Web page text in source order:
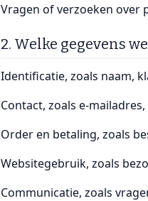
Vragen of verzoeken over
2. Welke gegevens
Identificatie, zoals naam,
Contact, zoals
Order en betaling, zoals
Websitegebruik, zoals
Communicatie, zoals